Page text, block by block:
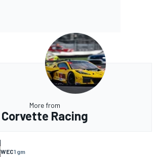
More from
Corvette Racing
WEC1 gm